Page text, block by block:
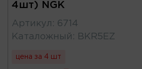
4шт) NGK
Артикул : 6714
Каталожный : BKR5EZ
цена за 4 шт